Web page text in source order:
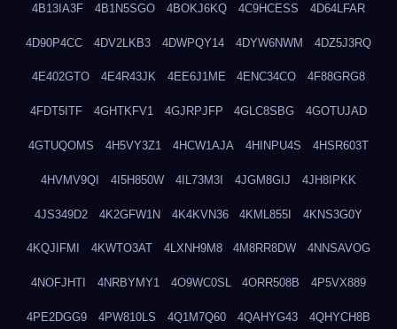
4B13IA3F 4B1N5SGO 4BOKJ6KQ 4C9HCESS 4D64LFAR
4D90P4CC 4DV2LKB3 4DWPQY14 4DYW6NWM 4DZ5J3RQ
4E402GTO 4E4R43JK 4EE6J1ME 4ENC34CO 4F88GRG8
4FDT5ITF 4GHTKFV1 4GJRPJFP 4GLC8SBG 4GOTUJAD
4GTUQOMS 4H5VY3Z1 4HCW1AJA 4HINPU4S 4HSR603T
4HVMV9QI 4I5H850W 4IL73M3I 4JGM8GIJ 4JH8IPKK
4JS349D2 4K2GFW1N 4K4KVN36 4KML855I 4KNS3G0Y
4KQJIFMI 4KWTO3AT 4LXNH9M8 4M8RR8DW 4NNSAVOG
4NOFJHTI 4NRBYMY1 4O9WC0SL 4ORR508B 4P5VX889
4PE2DGG9 4PW810LS 4Q1M7Q60 4QAHYG43 4QHYCH8B